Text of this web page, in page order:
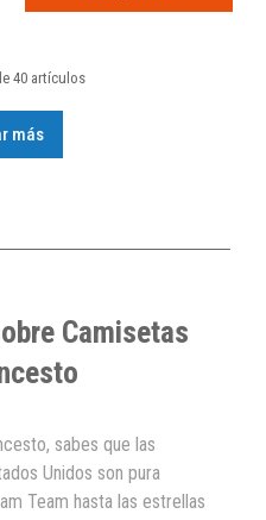
40 artículos
más
Camisetas
sabes que las
Unidos son pura
Team hasta las estrellas